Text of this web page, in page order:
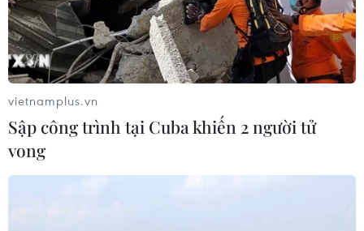
Đức có khả năng tránh được tình trạng
thiếu khí đốt trong mùa Đông tới
13/10/2023 04:39
vietnamplus.vn
Sập công trình tại Cuba khiến 2 người tử
vong